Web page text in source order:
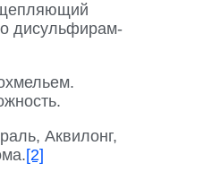
дисульфирам-
Аквилонг,
[2]